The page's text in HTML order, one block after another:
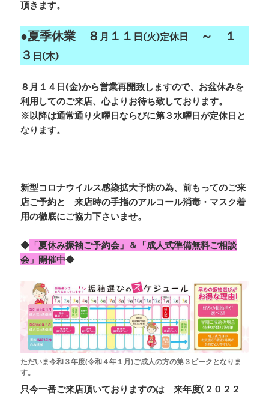
頂きます。
●夏季休業 ８ 月 １１ 日(火)定休日
～ １
３ 日(木)
８月１４日(金)から営業再開致しますので、 お盆休みを
利用してのご来店、心よりお待ち致しております。
※以降は通常通り 火曜日ならびに第３水曜日が定休日 と
なります。
新型コロナウイルス感染拡大予防の為、前もってのご来
店ご予約と 来店時の手指のアルコール消毒・マスク着
用の徹底にご協力下さいませ。
◆ 「夏休み振袖ご予約会」 ＆ 「成人式準備無料ご相談
会」 開催中◆
ただいま令和３年度(令和４年１月)ご成人の方の第３ピークとなりま
す。
只今一番ご来店頂いておりますのは来年度(２０２２